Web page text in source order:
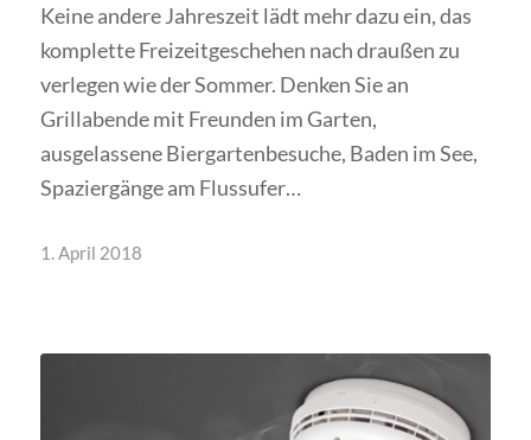
Keine andere Jahreszeit lädt mehr dazu ein, das
komplette Freizeitgeschehen nach draußen zu
verlegen wie der Sommer. Denken Sie an
Grillabende mit Freunden im Garten,
ausgelassene Biergartenbesuche, Baden im See,
Spaziergänge am Flussufer…
1. April 2018